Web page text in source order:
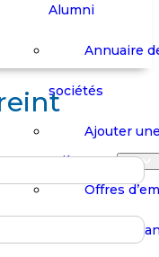
le site
Panier
Boutique
Alumni
Annuaire
sociétés
Ajouter
Carrières
Offres
Stages /